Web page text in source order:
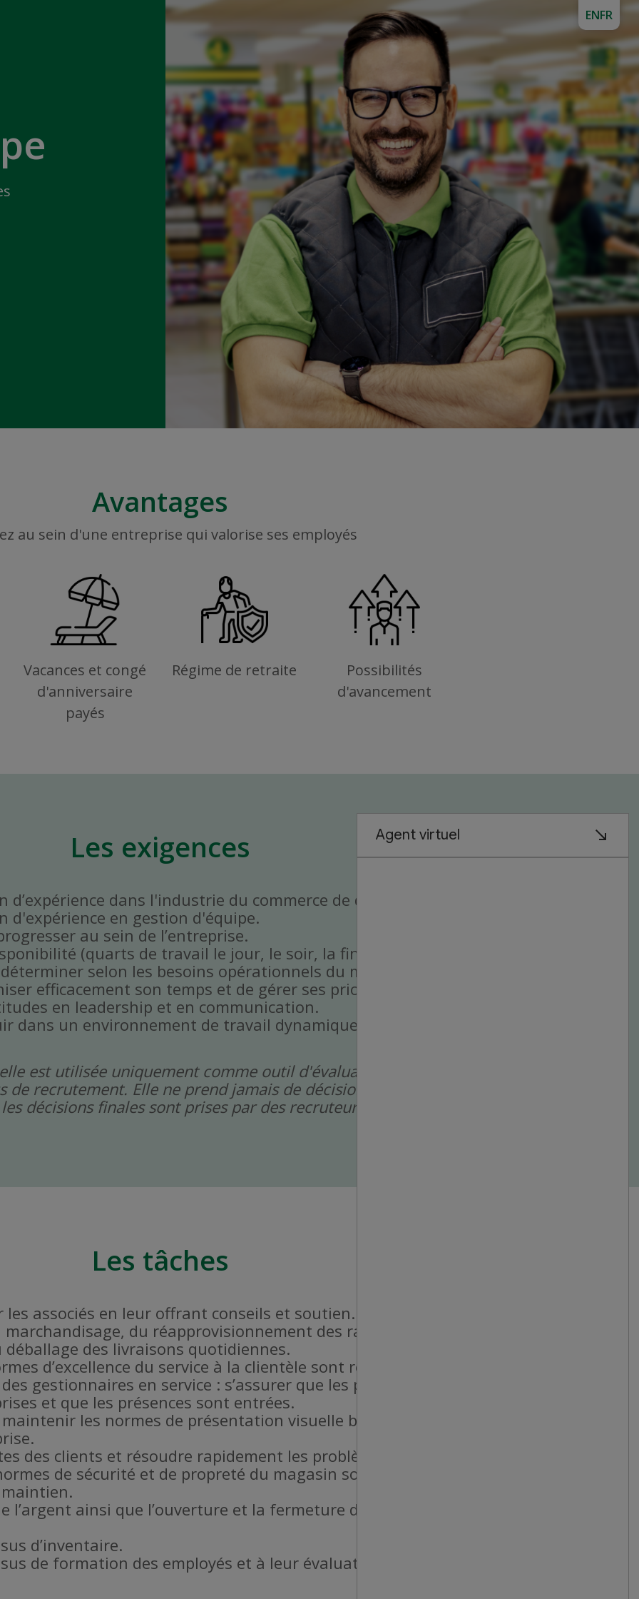
Avantages
au sein d'une entreprise qui valorise ses employés
Vacances et congé
d'anniversaire
payés
Régime de retraite
Possibilités
d'avancement
Les exigences
dans l'industrie du commerce de détail.
d'expérience en gestion d'équipe.
au sein de l’entreprise.
(quarts de travail le jour, le soir, la fin de semaine).
selon les besoins opérationnels du magasin.
efficacement son temps et de gérer ses priorités.
en leadership et en communication.
dans un environnement de travail dynamique, rapide et à fort
est utilisée uniquement comme outil d'évaluation pour
de recrutement. Elle ne prend jamais de décision de rejet de
décisions finales sont prises par des recruteurs humains.
Les tâches
les associés en leur offrant conseils et soutien.
du réapprovisionnement des rayons, ainsi que
déballage des livraisons quotidiennes.
d’excellence du service à la clientèle sont respectées.
gestionnaires en service : s’assurer que les pauses
et que les présences sont entrées.
les normes de présentation visuelle basées sur la
des clients et résoudre rapidement les problèmes.
de sécurité et de propreté du magasin soient respectées
l’argent ainsi que l’ouverture et la fermeture du magasin au
d’inventaire.
de formation des employés et à leur évaluation du
ENFR